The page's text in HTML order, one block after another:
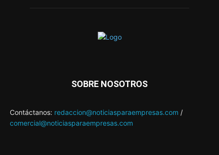
SOBRE NOSOTROS
Contáctanos: redaccion@noticiasparaempresas.com /
comercial@noticiasparaempresas.com